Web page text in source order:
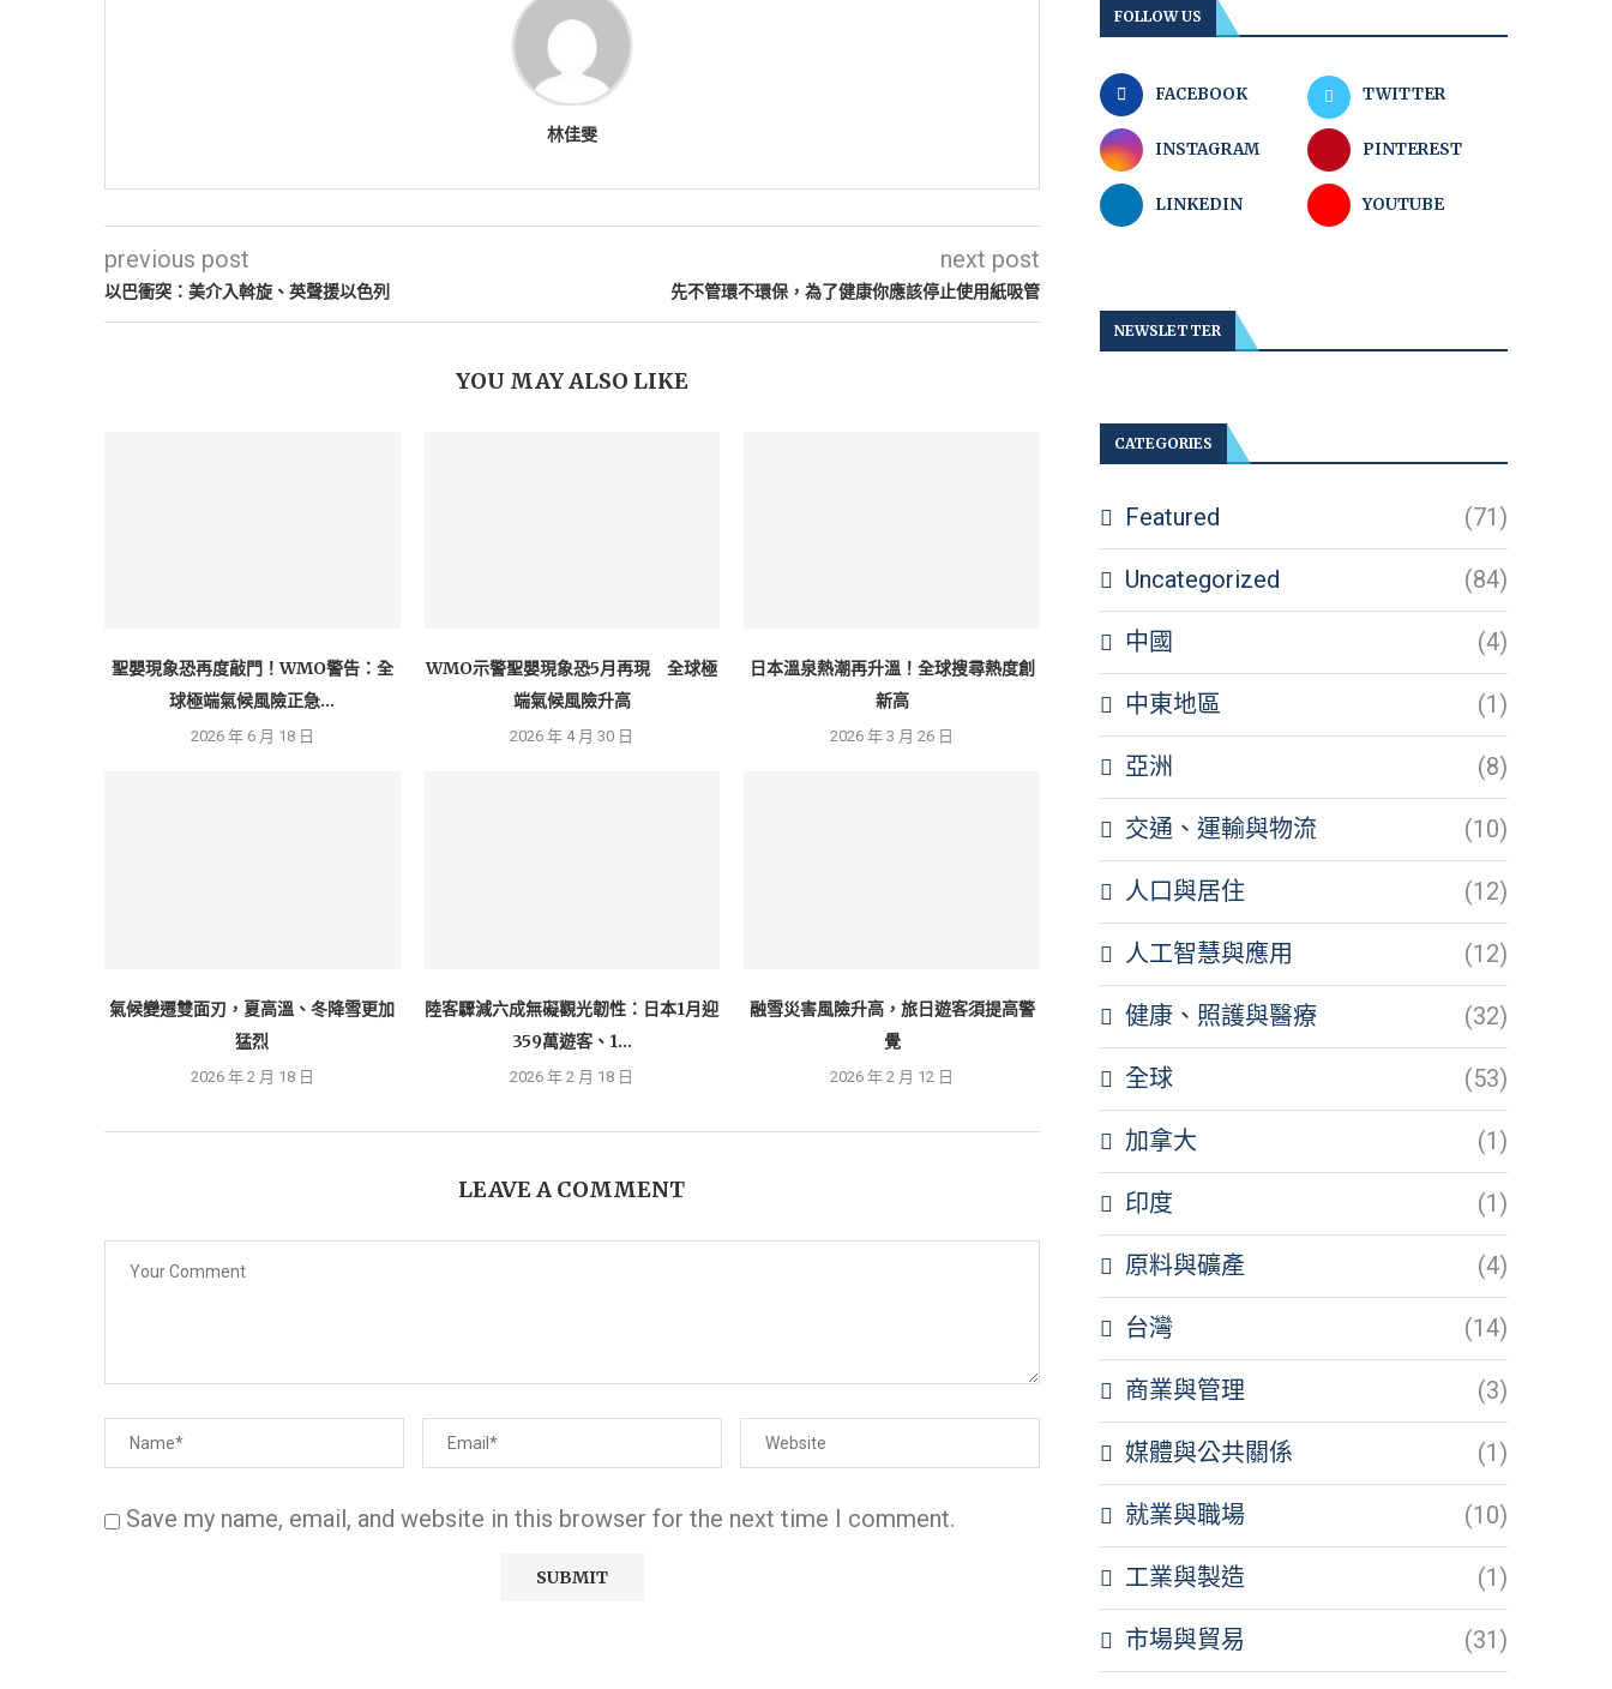
林佳雯
previous post
以巴衝突：美介入斡旋、英聲援以色列
next post
先不管環不環保，為了健康你應該停止使用紙吸管
YOU MAY ALSO LIKE
聖嬰現象恐再度敲門！WMO警告：全
球極端氣候風險正急...
2026 年 6 月 18 日
WMO示警聖嬰現象恐5月再現 全球極
端氣候風險升高
2026 年 4 月 30 日
日本溫泉熱潮再升溫！全球搜尋熱度創
新高
2026 年 3 月 26 日
氣候變遷雙面刃，夏高溫、冬降雪更加
猛烈
2026 年 2 月 18 日
陸客驟減六成無礙觀光韌性：日本1月迎
359萬遊客、1...
2026 年 2 月 18 日
融雪災害風險升高，旅日遊客須提高警
覺
2026 年 2 月 12 日
LEAVE A COMMENT
Save my name, email, and website in this browser for the next time I comment.
FOLLOW US
FACEBOOK TWITTER
INSTAGRAM PINTEREST
LINKEDIN YOUTUBE
NEWSLETTER
CATEGORIES
Featured (71)
Uncategorized (84)
中國 (4)
中東地區 (1)
亞洲 (8)
交通、運輸與物流 (10)
人口與居住 (12)
人工智慧與應用 (12)
健康、照護與醫療 (32)
全球 (53)
加拿大 (1)
印度 (1)
原料與礦產 (4)
台灣 (14)
商業與管理 (3)
媒體與公共關係 (1)
就業與職場 (10)
工業與製造 (1)
市場與貿易 (31)